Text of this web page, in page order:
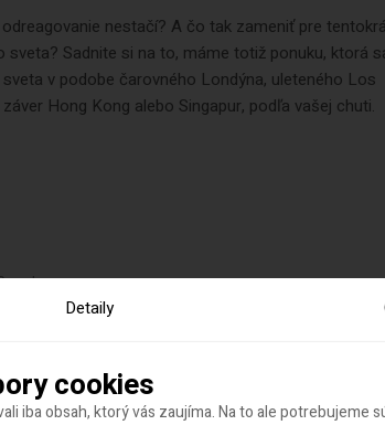
nestačí? A čo tak zameniť pre
sveta? Sadnite si na to, máme totiž ponuku, ktorá
v podobe čarovného Londýna, uleteného Los
Hong Kong alebo Singapur, podľa vašej chuti.
Leť do Afriky a Ázie
Detaily
cookies
iba obsah, ktorý vás zaujíma. Na to ale potrebujeme